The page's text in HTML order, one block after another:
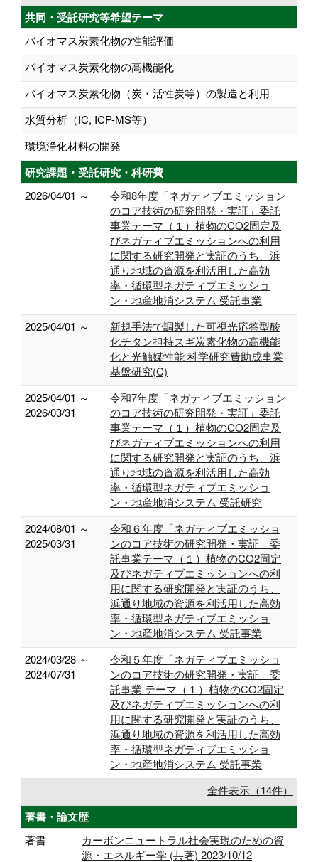
共同・受託研究等希望テーマ
バイオマス炭素化物の性能評価
バイオマス炭素化物の高機能化
バイオマス炭素化物（炭・活性炭等）の製造と利用
水質分析（IC, ICP-MS等）
環境浄化材料の開発
研究課題・受託研究・科研費
2026/04/01 ～
令和8年度「ネガティブエミッション
のコア技術の研究開発・実証」委託
事業テーマ（１）植物のCO2固定及
びネガティブエミッションへの利用
に関する研究開発と実証のうち、浜
通り地域の資源を利活用した高効
率・循環型ネガティブエミッショ
ン・地産地消システム 受託事業
2025/04/01 ～
新規手法で調製した可視光応答型酸
化チタン担持スギ炭素化物の高機能
化と光触媒性能 科学研究費助成事業
基盤研究(C)
2025/04/01 ～
2026/03/31
令和7年度「ネガティブエミッション
のコア技術の研究開発・実証」委託
事業テーマ（１）植物のCO2固定及
びネガティブエミッションへの利用
に関する研究開発と実証のうち、浜
通り地域の資源を利活用した高効
率・循環型ネガティブエミッショ
ン・地産地消システム 受託研究
2024/08/01 ～
2025/03/31
令和６年度「ネガティブエミッショ
ンのコア技術の研究開発・実証」委
託事業テーマ（１）植物のCO2固定
及びネガティブエミッションへの利
用に関する研究開発と実証のうち、
浜通り地域の資源を利活用した高効
率・循環型ネガティブエミッショ
ン・地産地消システム 受託事業
2024/03/28 ～
2024/07/31
令和５年度「ネガティブエミッショ
ンのコア技術の研究開発・実証」委
託事業 テーマ（１）植物のCO2固定
及びネガティブエミッションへの利
用に関する研究開発と実証のうち、
浜通り地域の資源を利活用した高効
率・循環型ネガティブエミッショ
ン・地産地消システム 受託事業
全件表示（14件）
著書・論文歴
著書
カーボンニュートラル社会実現のための資
源・エネルギー学 (共著) 2023/10/12